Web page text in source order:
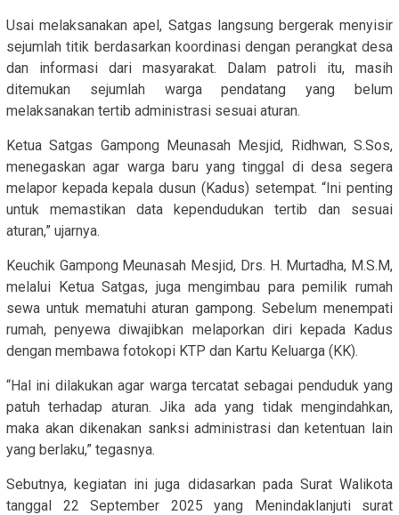
Usai melaksanakan apel, Satgas langsung bergerak menyisir
sejumlah titik berdasarkan koordinasi dengan perangkat desa
dan informasi dari masyarakat. Dalam patroli itu, masih
ditemukan sejumlah warga pendatang yang belum
melaksanakan tertib administrasi sesuai aturan.
Ketua Satgas Gampong Meunasah Mesjid, Ridhwan, S.Sos,
menegaskan agar warga baru yang tinggal di desa segera
melapor kepada kepala dusun (Kadus) setempat. “Ini penting
untuk memastikan data kependudukan tertib dan sesuai
aturan,” ujarnya.
Keuchik Gampong Meunasah Mesjid, Drs. H. Murtadha, M.S.M,
melalui Ketua Satgas, juga mengimbau para pemilik rumah
sewa untuk mematuhi aturan gampong. Sebelum menempati
rumah, penyewa diwajibkan melaporkan diri kepada Kadus
dengan membawa fotokopi KTP dan Kartu Keluarga (KK).
“Hal ini dilakukan agar warga tercatat sebagai penduduk yang
patuh terhadap aturan. Jika ada yang tidak mengindahkan,
maka akan dikenakan sanksi administrasi dan ketentuan lain
yang berlaku,” tegasnya.
Sebutnya, kegiatan ini juga didasarkan pada Surat Walikota
tanggal 22 September 2025 yang Menindaklanjuti surat